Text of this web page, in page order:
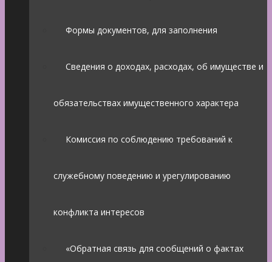
Формы документов, для заполнения
Сведения о доходах, расходах, об имуществе и
обязательствах имущественного характера
Комиссия по соблюдению требований к
служебному поведению и урегулированию
конфликта интересов
«Обратная связь для сообщений о фактах